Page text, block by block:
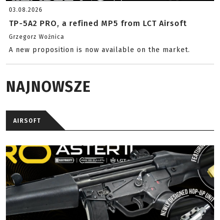
03.08.2026
TP-5A2 PRO, a refined MP5 from LCT Airsoft
Grzegorz Woźnica
A new proposition is now available on the market.
NAJNOWSZE
AIRSOFT